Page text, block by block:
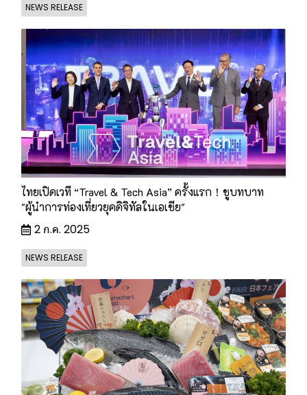
NEWS RELEASE
ไทยเปิดเวที “Travel & Tech Asia” ครั้งแรก！ชูบทบาท
"ผู้นำการท่องเที่ยวยุคดิจิทัลในเอเชีย"
2 ก.ค. 2025
NEWS RELEASE